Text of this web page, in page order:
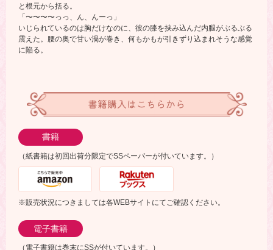
と根元から括る。
「〜〜〜〜っっ、ん、んーっ」
いじられているのは胸だけなのに、彼の膝を挟み込んだ内腿がぶるぶる
震えた。腰の奥で甘い渦が巻き、何もかもが引きずり込まれそうな感覚
に陥る。
書籍購入はこちらから
書籍
（紙書籍は初回出荷分限定でSSペーパーが付いています。）
※販売状況につきましては各WEBサイトにてご確認ください。
電子書籍
（電子書籍は巻末にSSが付いています。）